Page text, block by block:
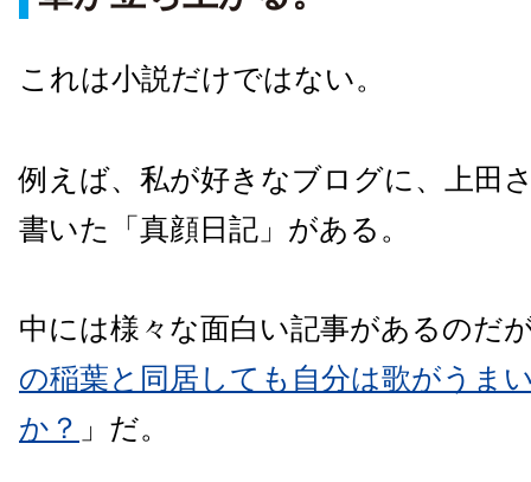
これは小説だけではない。
例えば、私が好きなブログに、上田
書いた「真顔日記」がある。
中には様々な面白い記事があるのだ
の稲葉と同居しても自分は歌がうま
か？ 」だ。